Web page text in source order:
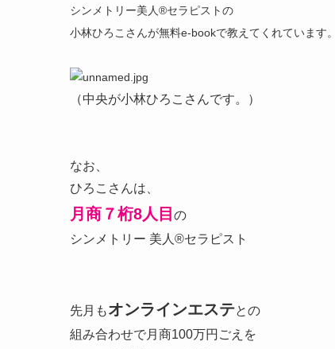
シンメトリー美人®セラピストの
小林ひろこさんが無料e-bookで教えてくれています。
（中央が小林ひろこさんです。）
なお、
ひろこさんは、
月商７桁8人目 の
シンメトリー 美人®セラピスト
先月もオンラインエステとの
組み合わせで月商100万円ごえを